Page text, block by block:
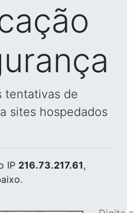
tentativas de
sites hospedados
IP 216.73.217.61,